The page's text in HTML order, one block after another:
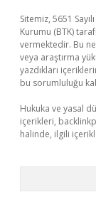
Sitemiz, 5651
Kurumu (BTK)
vermektedir. Bu
veya araştırma
yazdıkları
bu sorumluluğu
Hukuka ve yasal
içerikleri,
halinde, ilgili